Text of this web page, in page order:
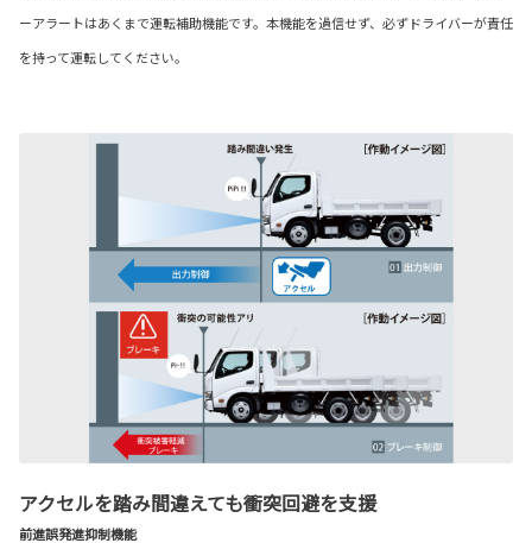
ーアラートはあくまで運転補助機能です。本機能を過信せず、必ずドライバーが責任
を持って運転してください。
アクセルを踏み間違えても衝突回避を支援
前進誤発進抑制機能